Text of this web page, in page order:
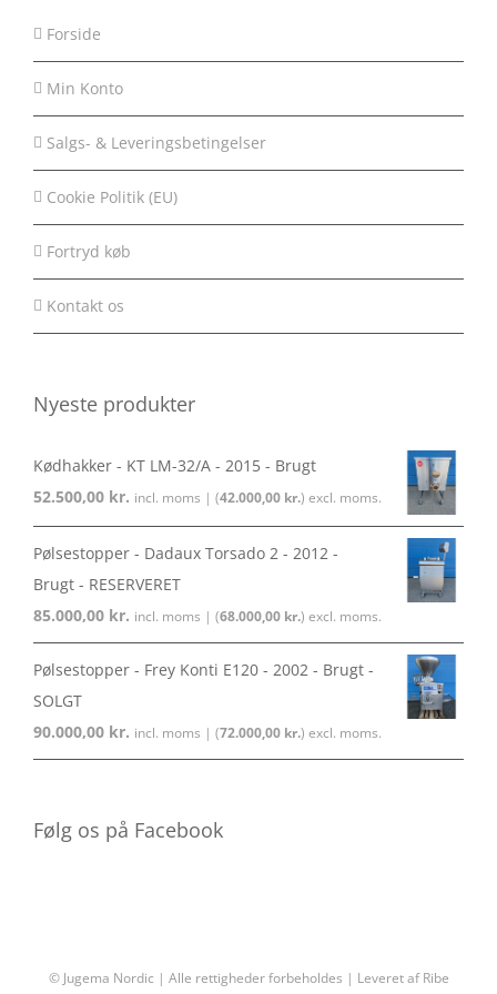
Forside
Min Konto
Salgs- & Leveringsbetingelser
Cookie Politik (EU)
Fortryd køb
Kontakt os
Nyeste produkter
Kødhakker - KT LM-32/A - 2015 - Brugt
52.500,00 kr. incl. moms | (42.000,00 kr.) excl. moms.
Pølsestopper - Dadaux Torsado 2 - 2012 -
Brugt - RESERVERET
85.000,00 kr. incl. moms | (68.000,00 kr.) excl. moms.
Pølsestopper - Frey Konti E120 - 2002 - Brugt -
SOLGT
90.000,00 kr. incl. moms | (72.000,00 kr.) excl. moms.
Følg os på Facebook
© Jugema Nordic | Alle rettigheder forbeholdes | Leveret afRibe